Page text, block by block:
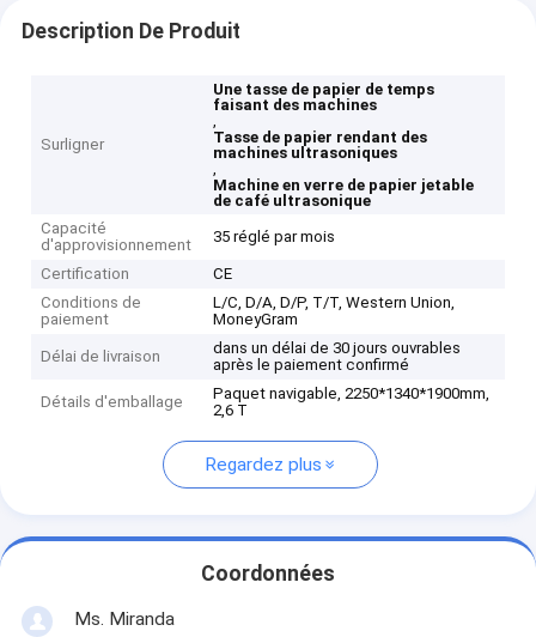
Description De Produit
Surligner
Une tasse de papier de temps
faisant des machines
,
Tasse de papier rendant des
machines ultrasoniques
,
Machine en verre de papier jetable
de café ultrasonique
Capacité
d'approvisionnement
35 réglé par mois
Certification
CE
Conditions de
paiement
L/C, D/A, D/P, T/T, Western Union,
MoneyGram
Délai de livraison
dans un délai de 30 jours ouvrables
après le paiement confirmé
Détails d'emballage
Paquet navigable, 2250*1340*1900mm,
2,6 T
Regardez plus
Coordonnées
Ms. Miranda